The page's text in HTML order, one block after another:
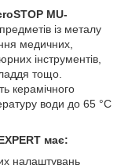
MU-
із металу
медичних,
інструментів,
тощо.
керамічного
води до 65 °C
має:
налаштувань